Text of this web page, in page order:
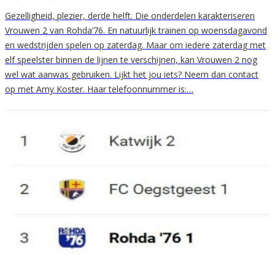
Gezelligheid, plezier, derde helft. Die onderdelen karakteriseren
Vrouwen 2 van Rohda’76. En natuurlijk trainen op woensdagavond
en wedstrijden spelen op zaterdag. Maar om iedere zaterdag met
elf speelster binnen de lijnen te verschijnen, kan Vrouwen 2 nog
wel wat aanwas gebruiken. Lijkt het jou iets? Neem dan contact
op met Amy Koster. Haar telefoonnummer is:…